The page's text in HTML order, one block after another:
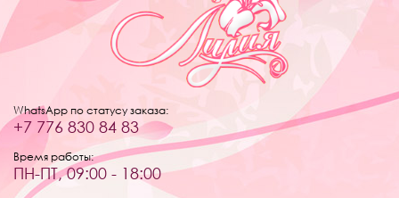
WhatsApp по статусу заказа:
+7 776 830 84 83
Время работы:
ПН-ПТ, 09:00 - 18:00